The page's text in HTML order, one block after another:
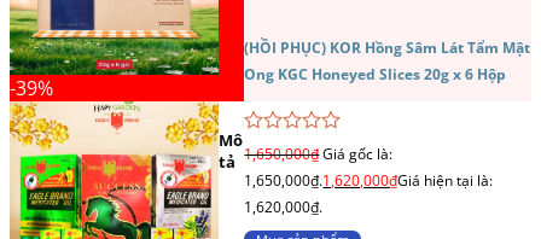
(HỒI PHỤC) KOR Hồng Sâm Lát Tẩm Mật
Ong KGC Honeyed Slices 20g x 6 Hộp
Được
xếp
hạng
0
5
1,650,000₫Giá gốc là:
1,650,000₫.1,620,000₫Giá hiện tại là:
1,620,000₫.
-39%
Mô
tả